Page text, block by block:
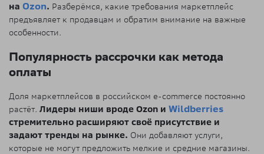
на Ozon. Разберёмся, какие требования маркетплейс
предъявляет к продавцам и обратим внимание на важные
особенности.
Популярность рассрочки как метода
оплаты
Доля маркетплейсов в российском e-commerce постоянно
растёт. Лидеры ниши вроде Ozon и Wildberries
стремительно расширяют своё присутствие и
задают тренды на рынке. Они добавляют услуги,
которые не могут предложить мелкие и средние магазины.